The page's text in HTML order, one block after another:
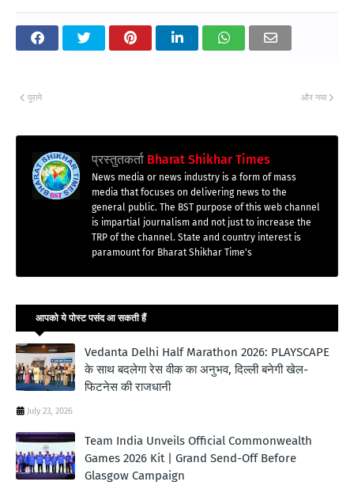
और नया
पुराने
प्रस्तुतकर्ता Bharat Shikhar Times
News media or news industry is a form of mass
media that focuses on delivering news to the
general public. The BST purpose of this web channel
is impartial journalism and not just to increase the
TRP of the channel. State and country interest is
paramount for Bharat Shikhar Time's
आपको ये पोस्ट पसंद आ सकती हैं
Vedanta Delhi Half Marathon 2026: PLAYSCAPE
के साथ बदलेगा रेस वीक का अनुभव, दिल्ली बनेगी खेल-
फिटनेस की राजधानी
July 23, 2026
Team India Unveils Official Commonwealth
Games 2026 Kit | Grand Send-Off Before
Glasgow Campaign